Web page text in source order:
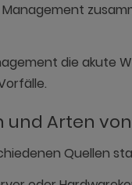
die akute
und Arten
Quellen